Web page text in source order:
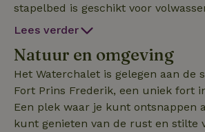
stapelbed is geschikt voor
een mooie steiger aan het water,
van de tuin is goed, lekker zonnig.
fort is populair bij karpervissers.
Lees verder
Natuur en omgeving
Het Waterchalet is gelegen aan de
Fort Prins Frederik, een uniek fort
Een plek waar je kunt ontsnappen
kunt genieten van de rust en stilte